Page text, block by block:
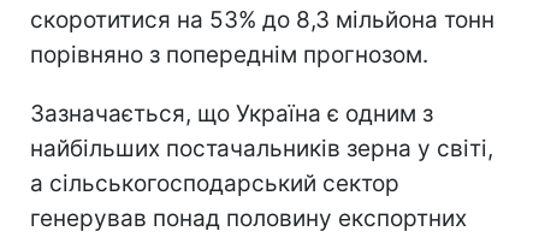
скоротитися на 53% до 8,3 мільйона тонн
порівняно з попереднім прогнозом.
Зазначається, що Україна є одним з
найбільших постачальників зерна у світі,
а сільськогосподарський сектор
генерував понад половину експортних